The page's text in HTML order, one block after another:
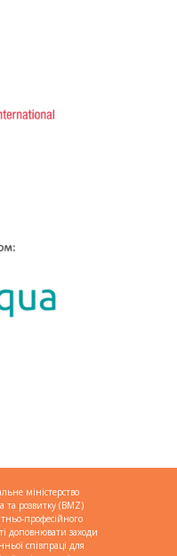
міністерство
та розвитку (BMZ)
професійного
доповнювати заходи
співпраці для